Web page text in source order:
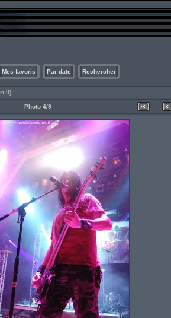
Mes favoris Par date Rechercher
II)
Photo 4/9